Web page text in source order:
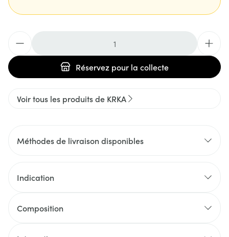
Réservez pour la collecte
Voir tous les produits de KRKA
Méthodes de livraison disponibles
Indication
Composition